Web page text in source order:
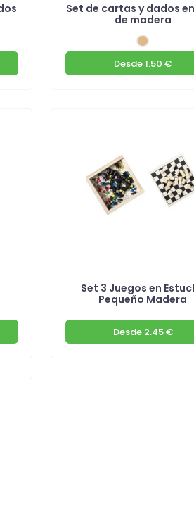
Set de cartas y dados
de madera
Desde1.50 €
Set 3 Juegos en
Pequeño Madera
Desde2.45 €